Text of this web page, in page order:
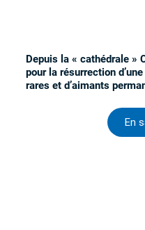
Depuis la « cathédrale »
pour la résurrection
rares et d’aimants
En